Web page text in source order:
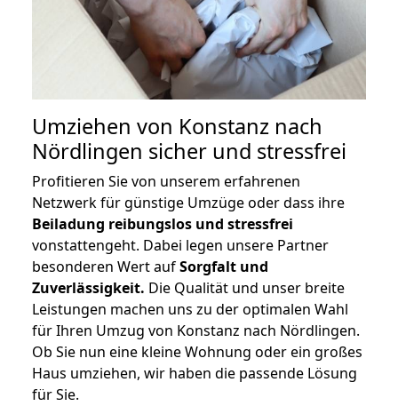
Umziehen von Konstanz nach
Nördlingen sicher und stressfrei
Profitieren Sie von unserem erfahrenen
Netzwerk für günstige Umzüge oder dass ihre
Beiladung reibungslos und stressfrei
vonstattengeht. Dabei legen unsere Partner
besonderen Wert aufSorgfalt und
Zuverlässigkeit. Die Qualität und unser breite
Leistungen machen uns zu der optimalen Wahl
für Ihren Umzug von Konstanz nach Nördlingen.
Ob Sie nun eine kleine Wohnung oder ein großes
Haus umziehen, wir haben die passende Lösung
für Sie.